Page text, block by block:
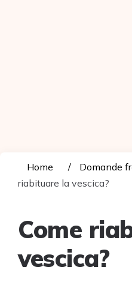
Home Domande
riabituare la vescica?
Come
vescica?